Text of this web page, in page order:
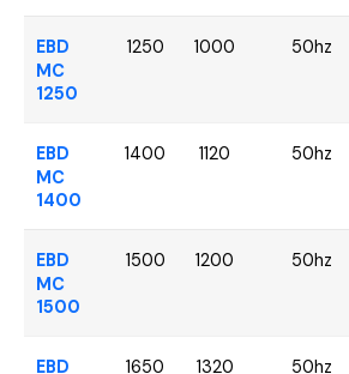
EBD
MC
1250
1250 1000 50hz
EBD
MC
1400
1400 1120 50hz
EBD
MC
1500
1500 1200 50hz
EBD
1650 1320 50hz